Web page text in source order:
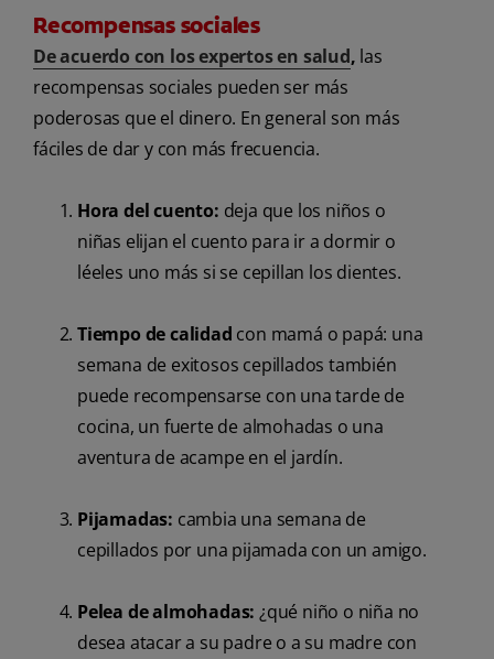
Recompensas sociales
De acuerdo con los expertos en salud, las
recompensas sociales pueden ser más
poderosas que el dinero. En general son más
fáciles de dar y con más frecuencia.
Hora del cuento: deja que los niños o
niñas elijan el cuento para ir a dormir o
léeles uno más si se cepillan los dientes.
Tiempo de calidad con mamá o papá: una
semana de exitosos cepillados también
puede recompensarse con una tarde de
cocina, un fuerte de almohadas o una
aventura de acampe en el jardín.
Pijamadas: cambia una semana de
cepillados por una pijamada con un amigo.
Pelea de almohadas: ¿qué niño o niña no
desea atacar a su padre o a su madre con